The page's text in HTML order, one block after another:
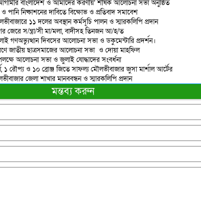
বাংলাদেশ ও আমাদের করণীয়’ শীর্ষক আলোচনা সভা অনুষ্ঠিত
পানি নিষ্কাশনের দাবিতে বিক্ষোভ ও প্রতিবাদ সমাবেশ
১১ দলের অবস্থান কর্মসূচি পালন ও স্মারকলিপি প্রদান
জেরে স/ন্ত্রা/সী মা/মলা, বাদীসহ তিনজন আ/হ/ত
গণঅভ্যুত্থান দিবসের আলোচনা সভা ও ডকুমেন্টারি প্রদর্শন।
জাতীয় ছাত্রসমাজের আলোচনা সভা ও দোয়া মাহফিল
আলোচনা সভা ও জুলাই যোদ্ধাদের সংবর্ধনা
১ রৌপ্য ও ১০ ব্রোঞ্জ জিতে সাফল্য মৌলভীবাজার জুসা মার্শাল আর্টের
জেলা শাখার মানববন্ধন ও স্মারকলিপি প্রদান
মন্তব্য করুন